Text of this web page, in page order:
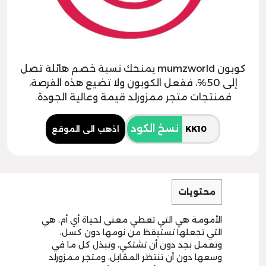
كوبون mumzworld يمنحك نسبة خصم هائلة تصل
إلى 50%، ففعل الكوبون ولا تضيع هذه الفرصة،
فمنتجات متجر ممزورلد قيمة وعالية الجودة.
نسخ الكود اذهب الى الموقع
محتويات
الأمومة هي التي تعطي معنى لحياة أي أم، هي
التي تجعلها تستيقظ من نومها دون كسل،
وتعمل بجد دون أن تشتكي، وتبذل كل ما في
وسعها دون أن تنتظر المقابل، ومتجر ممزورلد